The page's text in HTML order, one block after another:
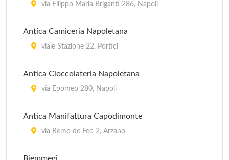
via Filippo Maria Briganti 286, Napoli
Antica Camiceria Napoletana
viale Stazione 22, Portici
Antica Cioccolateria Napoletana
via Epomeo 280, Napoli
Antica Manifattura Capodimonte
via Remo de Feo 2, Arzano